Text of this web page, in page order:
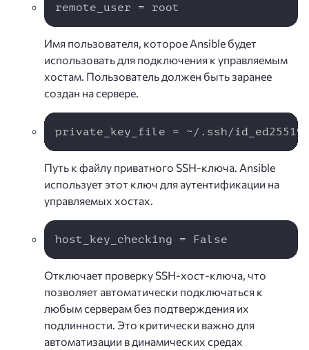
remote_user = root
Имя пользователя, которое Ansible будет
использовать для подключения к управляемым
хостам. Пользователь должен быть заранее
создан на сервере.
private_key_file = ~/.ssh/id_ed25519
Путь к файлу приватного SSH-ключа. Ansible
использует этот ключ для аутентификации на
управляемых хостах.
host_key_checking = False
Отключает проверку SSH-хост-ключа, что
позволяет автоматически подключаться к
любым серверам без подтверждения их
подлинности. Это критически важно для
автоматизации в динамических средах